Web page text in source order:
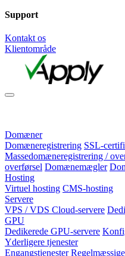
Support
Kontakt os
Klientområde
Domæner
Domæneregistrering SSL-
Massedomæneregistrering /
overførsel Domænemægler
Hosting
Virtuel hosting CMS-hosting
Servere
VPS / VDS Cloud-servere
GPU
Dedikerede GPU-servere
Yderligere tjenester
Engangstjenester